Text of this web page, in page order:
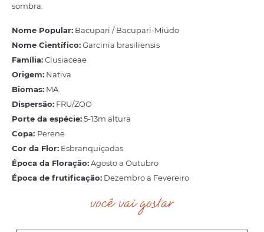
sombra.
Nome Popular: Bacupari / Bacupari-Miúdo
Nome Científico:Garcinia brasiliensis
Família:Clusiaceae
Origem: Nativa
Biomas: MA
Dispersão: FRU/ZOO
Porte da espécie:5-13m altura
Copa: Perene
Cor da Flor: Esbranquiçadas
Época da Floração:Agosto a Outubro
Época de frutificação: Dezembro a Fevereiro
você vai gostar